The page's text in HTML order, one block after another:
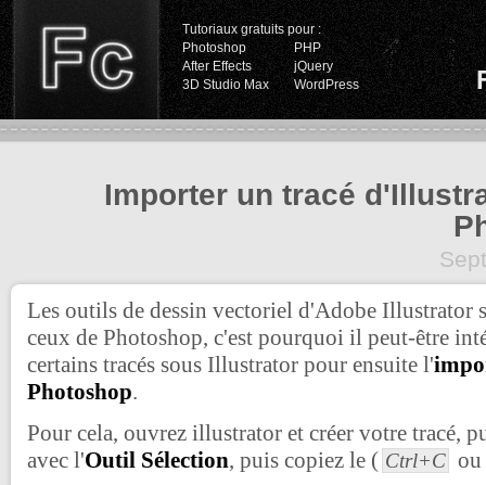
Tutoriaux gratuits pour :
Photoshop
PHP
After Effects
jQuery
3D Studio Max
WordPress
Importer un tracé
Les outils de dessin vectoriel d'Adobe Illustrator
ceux de Photoshop, c'est pourquoi il peut-être
certains tracés sous Illustrator pour ensuite l'
Photoshop.
Pour cela, ouvrez illustrator et créer votre tracé,
avec l'Outil Sélection, puis copiez le ( Ctrl+C ou